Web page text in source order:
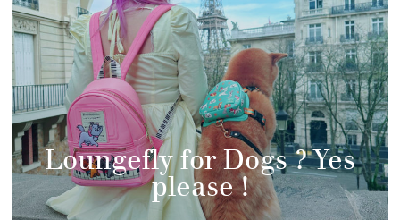
Loungefly for Dogs ? Yes
please !